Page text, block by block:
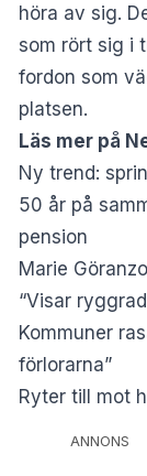
höra av sig.
som rört sig i
fordon som
platsen.
Läs mer på
Ny trend:
50 år på
pension
Marie
“Visar
Kommuner
förlorarna”
Ryter till mot
ANNONS